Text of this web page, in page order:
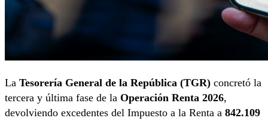
La Tesorería General de la República (TGR) concretó la
tercera y última fase de la Operación Renta 2026,
devolviendo excedentes del Impuesto a la Renta a 842.109